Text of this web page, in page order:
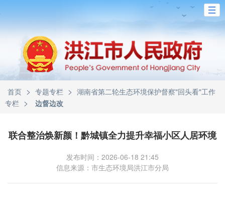
首页 > 专题专栏 > 湖南省第二轮生态环境保护督察"回头看"工作
专栏 > 边督边改
联合整治焕新颜！黔城镇全力提升幸福小区人居环境
发布时间：2026-06-18 21:45
信息来源：市生态环境局洪江市分局